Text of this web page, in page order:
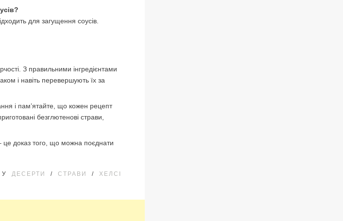
для загущення соусів.
З правильними інгредієнтами
і навіть перевершують їх за
і пам’ятайте, що кожен рецепт
безглютенові страви,
це доказ того, що можна поєднати
У ДЕСЕРТИ / СТРАВИ / ХЕЛСІ